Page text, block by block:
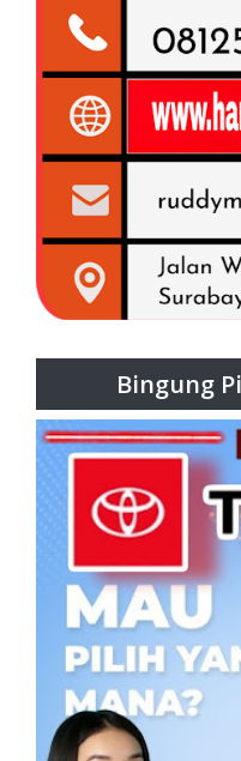
Bingung